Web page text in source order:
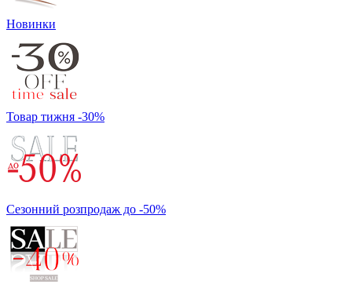
Новинки
Товар тижня -30%
Сезонний розпродаж до -50%